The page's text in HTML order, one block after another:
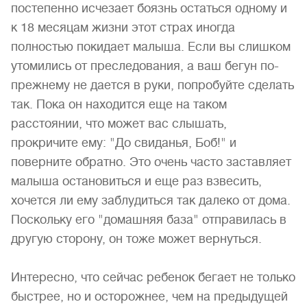
постепенно исчезает боязнь остаться одному и
к 18 месяцам жизни этот страх иногда
полностью покидает малыша. Если вы слишком
утомились от преследования, а ваш бегун по-
прежнему не дается в руки, попробуйте сделать
так. Пока он находится еще на таком
расстоянии, что может вас слышать,
прокричите ему: "До свиданья, Боб!" и
поверните обратно. Это очень часто заставляет
малыша остановиться и еще раз взвесить,
хочется ли ему заблудиться так далеко от дома.
Поскольку его "домашняя база" отправилась в
другую сторону, он тоже может вернуться.
Интересно, что сейчас ребенок бегает не только
быстрее, но и осторожнее, чем на предыдущей